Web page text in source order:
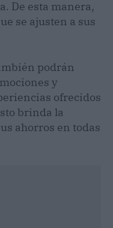
De esta manera,
se ajusten a sus
podrán
y
ofrecidos
brinda la
ahorros en todas